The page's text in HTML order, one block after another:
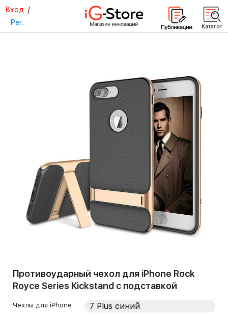
Вход /
Рег.
Противоударный чехол для iPhone Rock
Royce Series Kickstand с подставкой
Чехлы для iPhone